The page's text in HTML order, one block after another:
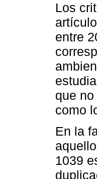
Los
entre
que
como
En la
1039